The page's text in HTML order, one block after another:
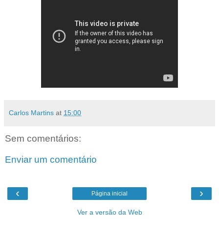
Carlos Martins at 15:00
Sem comentários:
Enviar um comentário
‹ ›
Página inicial
Ver a versão da Web